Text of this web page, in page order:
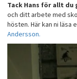
Tack Hans för allt
och ditt arbete med
hösten. Här kan ni läsa
Andersson.